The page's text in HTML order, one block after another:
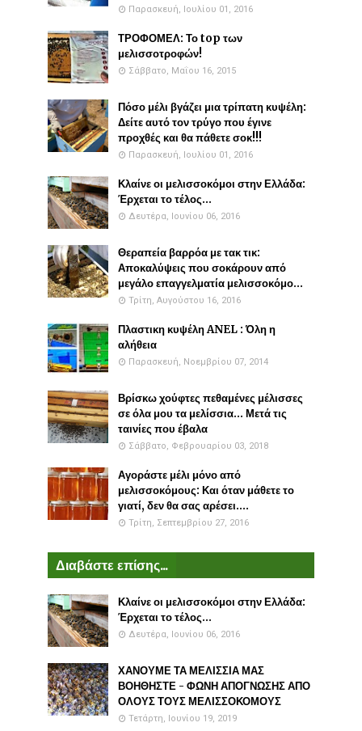
Παρασκευή, Ιουλίου 01, 2016
ΤΡΟΦΟΜΕΛ: Το top των
μελισσοτροφών!
Σάββατο, Μαΐου 16, 2015
Πόσο μέλι βγάζει μια τρίπατη κυψέλη:
Δείτε αυτό τον τρύγο που έγινε
προχθές και θα πάθετε σοκ!!!
Παρασκευή, Ιουλίου 01, 2016
Κλαίνε οι μελισσοκόμοι στην Ελλάδα:
Έρχεται το τέλος...
Δευτέρα, Ιουνίου 06, 2016
Θεραπεία βαρρόα με τακ τικ:
Αποκαλύψεις που σοκάρουν από
μεγάλο επαγγελματία μελισσοκόμο...
Τρίτη, Αυγούστου 16, 2016
Πλαστικη κυψέλη ANEL : Όλη η
αλήθεια
Παρασκευή, Νοεμβρίου 07, 2014
Βρίσκω χούφτες πεθαμένες μέλισσες
σε όλα μου τα μελίσσια... Μετά τις
ταινίες που έβαλα
Σάββατο, Φεβρουαρίου 03, 2018
Αγοράστε μέλι μόνο από
μελισσοκόμους: Και όταν μάθετε το
γιατί, δεν θα σας αρέσει....
Τρίτη, Σεπτεμβρίου 27, 2016
Διαβάστε επίσης...
Κλαίνε οι μελισσοκόμοι στην Ελλάδα:
Έρχεται το τέλος...
Δευτέρα, Ιουνίου 06, 2016
ΧΑΝΟΥΜΕ ΤΑ ΜΕΛΙΣΣΙΑ ΜΑΣ
ΒΟΗΘΗΣΤΕ - ΦΩΝΗ ΑΠΟΓΝΩΣΗΣ ΑΠΟ
ΟΛΟΥΣ ΤΟΥΣ ΜΕΛΙΣΣΟΚΟΜΟΥΣ
Τετάρτη, Ιουνίου 19, 2019